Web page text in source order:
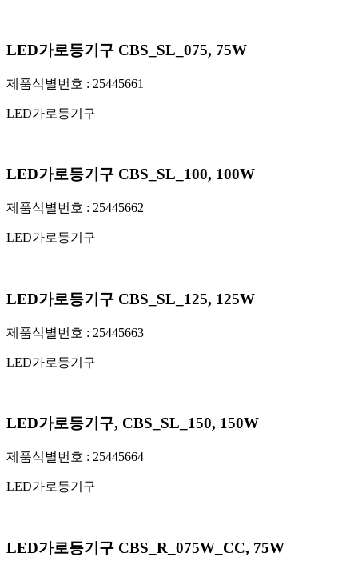
LED가로등기구 CBS_SL_075, 75W
제품식별번호 : 25445661
LED가로등기구
LED가로등기구 CBS_SL_100, 100W
제품식별번호 : 25445662
LED가로등기구
LED가로등기구 CBS_SL_125, 125W
제품식별번호 : 25445663
LED가로등기구
LED가로등기구, CBS_SL_150, 150W
제품식별번호 : 25445664
LED가로등기구
LED가로등기구 CBS_R_075W_CC, 75W